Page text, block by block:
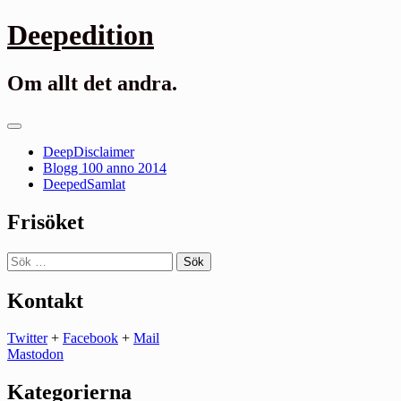
Gå
till
Deepedition
Om allt det andra.
Primär
DeepDisclaimer
Blogg 100 anno 2014
DeepedSamlat
Frisöket
Sök
efter:
Kontakt
Twitter+ Facebook + Mail
Mastodon
Kategorierna